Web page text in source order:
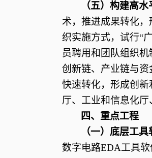
（五）构建高水
术，推进成果转化
织实施方式，试行“
员聘用和团队组织
创新链、产业链与
快速转化，形成创
厅、工业和信息化厅
四、重点工程
（一）底层工具
数字电路EDA工具